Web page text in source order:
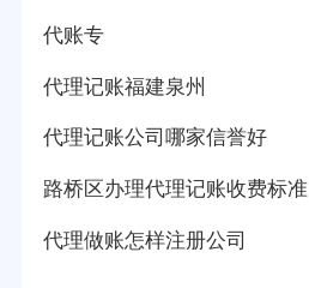
代账专
代理记账福建泉州
代理记账公司哪家信誉好
路桥区办理代理记账收费标准
代理做账怎样注册公司